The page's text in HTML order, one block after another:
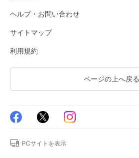
ヘルプ・お問い合わせ
サイトマップ
利用規約
ページの上へ戻る
PCサイトを表示